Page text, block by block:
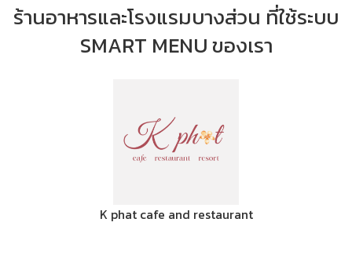
ร้านอาหารและโรงแรมบางส่วน ที่ใช้ระบบ
SMART MENU ของเรา
K phat cafe and restaurant